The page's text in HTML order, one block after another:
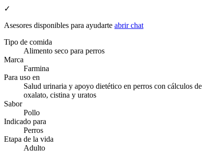
✓
Asesores disponibles para ayudarte abrir chat
Tipo de comida
Alimento seco para perros
Marca
Farmina
Para uso en
Salud urinaria y apoyo dietético en perros con cálculos de
oxalato, cistina y uratos
Sabor
Pollo
Indicado para
Perros
Etapa de la vida
Adulto